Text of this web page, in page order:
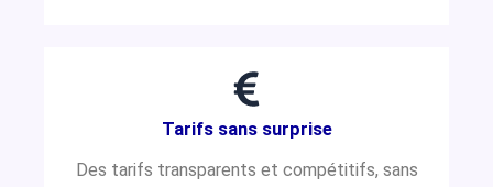
Tarifs sans surprise
Des tarifs transparents et compétitifs, sans